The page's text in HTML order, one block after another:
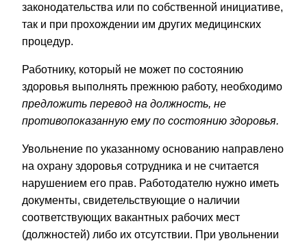
законодательства или по собственной инициативе,
так и при прохождении им других медицинских
процедур.
Работнику, который не может по состоянию
здоровья выполнять прежнюю работу, необходимо
предложить перевод на должность, не
противопоказанную ему по состоянию здоровья.
Увольнение по указанному основанию направлено
на охрану здоровья сотрудника и не считается
нарушением его прав. Работодателю нужно иметь
документы, свидетельствующие о наличии
соответствующих вакантных рабочих мест
(должностей) либо их отсутствии. При увольнении